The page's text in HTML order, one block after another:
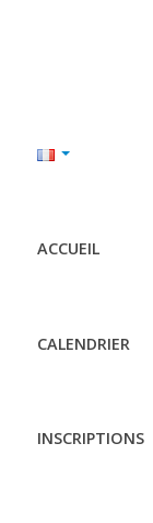
ACCUEIL
CALENDRIER
INSCRIPTIONS